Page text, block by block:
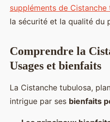
suppléments de Cistanche
la sécurité et la qualité du
Comprendre la
Usages et bienfaits
La Cistanche tubulosa,
intrigue par ses bienfaits